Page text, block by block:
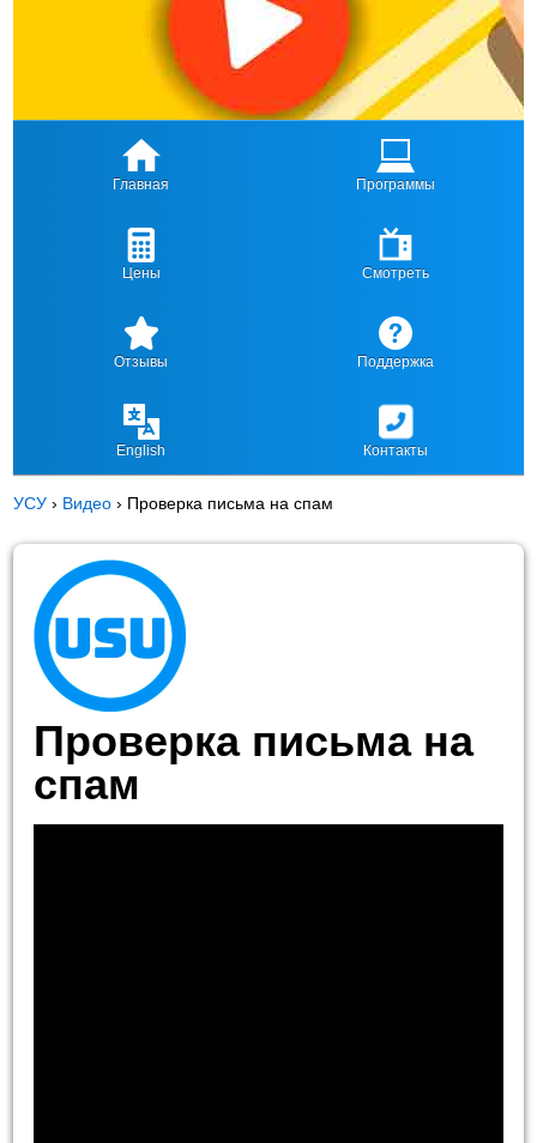
Главная Программы
Цены Смотреть
Отзывы Поддержка
English Контакты
УСУ › Видео › Проверка письма на спам
Проверка письма на
спам